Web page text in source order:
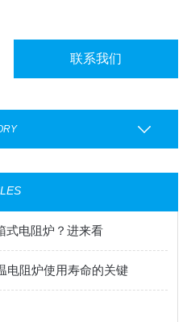
联系我们
式电阻炉？进来看
电阻炉使用寿命的关键